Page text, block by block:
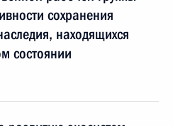
сохранения
находящихся
состоянии